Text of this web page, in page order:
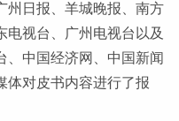
州日报、羊城晚报、南方
电视台、广州电视台以及
、中国经济网、中国新闻
体对皮书内容进行了报